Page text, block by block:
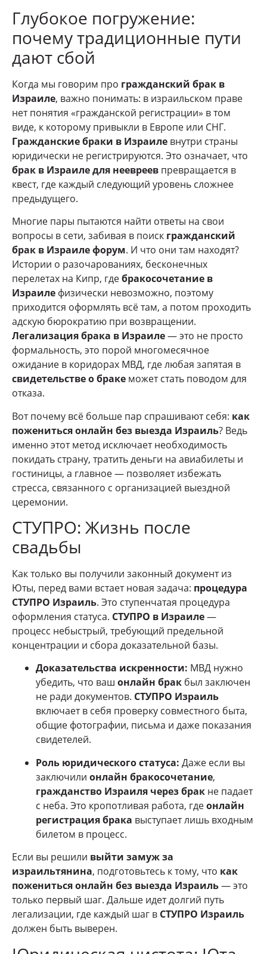
Глубокое погружение:
почему традиционные пути
дают сбой
Когда мы говорим про гражданский брак в
Израиле, важно понимать: в израильском праве
нет понятия «гражданской регистрации» в том
виде, к которому привыкли в Европе или СНГ.
Гражданские браки в Израиле внутри страны
юридически не регистрируются. Это означает, что
брак в Израиле для неевреев превращается в
квест, где каждый следующий уровень сложнее
предыдущего.
Многие пары пытаются найти ответы на свои
вопросы в сети, забивая в поиск гражданский
брак в Израиле форум. И что они там находят?
Истории о разочарованиях, бесконечных
перелетах на Кипр, гдебракосочетание в
Израиле физически невозможно, поэтому
приходится оформлять всё там, а потом проходить
адскую бюрократию при возвращении.
Легализация брака в Израиле— это не просто
формальность, это порой многомесячное
ожидание в коридорах МВД, где любая запятая в
свидетельстве о браке может стать поводом для
отказа.
Вот почему всё больше пар спрашивают себя: как
пожениться онлайн без выезда Израиль? Ведь
именно этот метод исключает необходимость
покидать страну, тратить деньги на авиабилеты и
гостиницы, а главное — позволяет избежать
стресса, связанного с организацией выездной
церемонии.
СТУПРО: Жизнь после
свадьбы
Как только вы получили законный документ из
Юты, перед вами встает новая задача: процедура
СТУПРО Израиль. Это ступенчатая процедура
оформления статуса. СТУПРО в Израиле—
процесс небыстрый, требующий предельной
концентрации и сбора доказательной базы.
Доказательства искренности: МВД нужно
убедить, что ваш онлайн брак был заключен
не ради документов. СТУПРО Израиль
включает в себя проверку совместного быта,
общие фотографии, письма и даже показания
свидетелей.
Роль юридического статуса: Даже если вы
заключили онлайн бракосочетание,
гражданство Израиля через брак не падает
с неба. Это кропотливая работа, гдеонлайн
регистрация брака выступает лишь входным
билетом в процесс.
Если вы решили выйти замуж за
израильтянина, подготовьтесь к тому, что как
пожениться онлайн без выезда Израиль— это
только первый шаг. Дальше идет долгий путь
легализации, где каждый шаг в СТУПРО Израиль
должен быть выверен.